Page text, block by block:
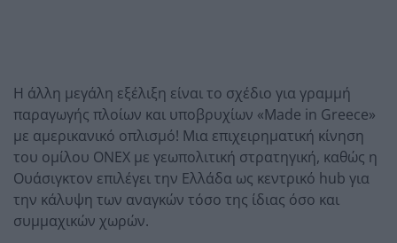
Η άλλη μεγάλη εξέλιξη είναι το σχέδιο για γραμμή
παραγωγής πλοίων και υποβρυχίων «Made in Greece»
με αμερικανικό οπλισμό! Μια επιχειρηματική κίνηση
του ομίλου ONEX με γεωπολιτική στρατηγική, καθώς η
Ουάσιγκτον επιλέγει την Ελλάδα ως κεντρικό hub για
την κάλυψη των αναγκών τόσο της ίδιας όσο και
συμμαχικών χωρών.